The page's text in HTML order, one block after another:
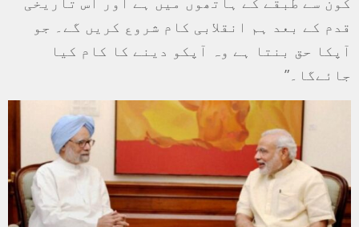
قدم کے بعد ہم انقلابی کام شروع کریں گے۔ جو
آپکا حق بنتا ہے وہ آپکو دینے کا کام کیا
جائےگا۔”